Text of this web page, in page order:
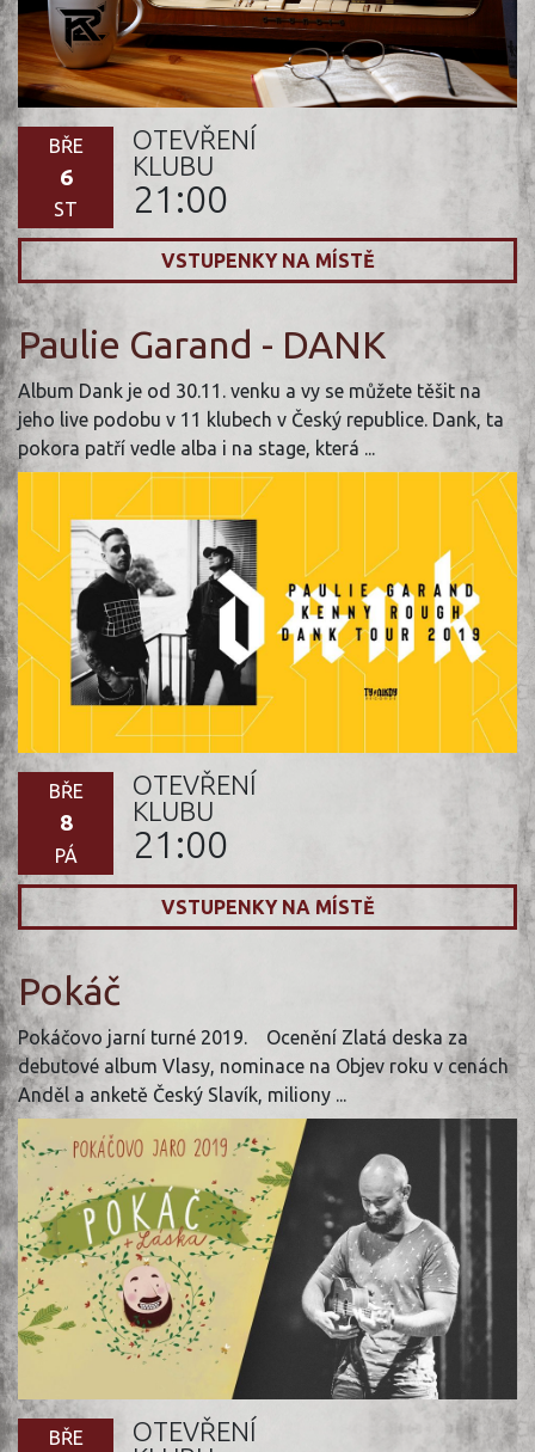
BŘE
6
ST
OTEVŘENÍ
KLUBU
21:00
VSTUPENKY NA MÍSTĚ
Paulie Garand - DANK
Album Dank je od 30.11. venku a vy se můžete těšit na
jeho live podobu v 11 klubech v Český republice. Dank, ta
pokora patří vedle alba i na stage, která ...
BŘE
8
PÁ
OTEVŘENÍ
KLUBU
21:00
VSTUPENKY NA MÍSTĚ
Pokáč
Pokáčovo jarní turné 2019. Ocenění Zlatá deska za
debutové album Vlasy, nominace na Objev roku v cenách
Anděl a anketě Český Slavík, miliony ...
BŘE
OTEVŘENÍ